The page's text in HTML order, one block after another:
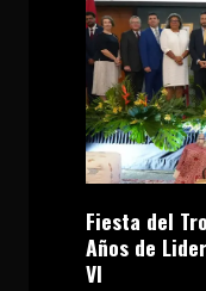
Fiesta del
Años de
VI